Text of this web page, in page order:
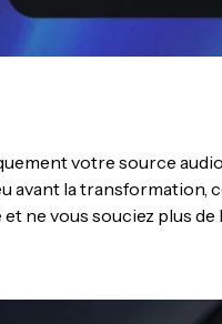
votre source
avant la transformation,
ne vous souciez plus